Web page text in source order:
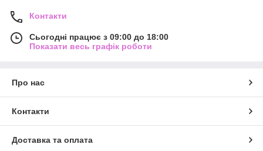
Контакти
Сьогодні працює з 09:00 до 18:00
Показати весь графік роботи
Про нас
Контакти
Доставка та оплата